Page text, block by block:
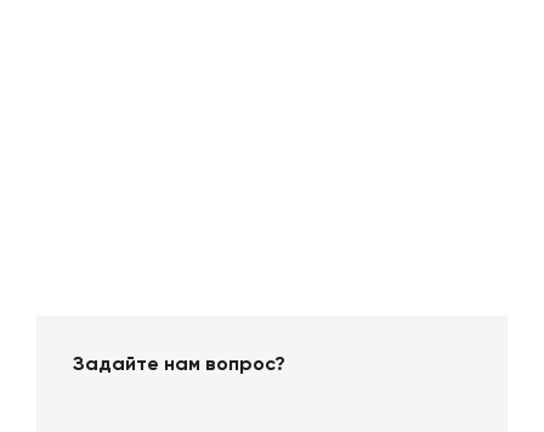
Задайте нам вопрос?